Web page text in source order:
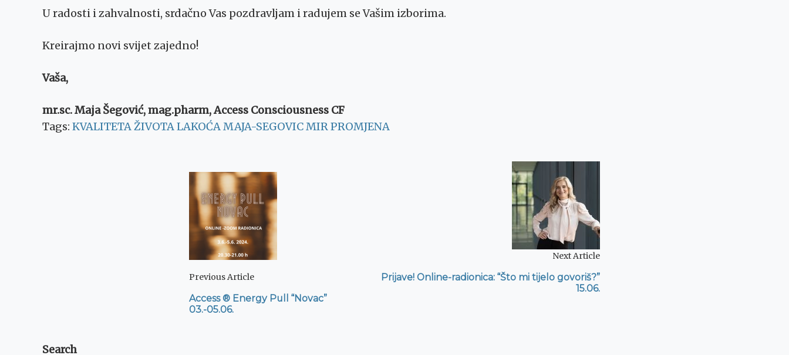
U radosti i zahvalnosti, srdačno Vas pozdravljam i radujem se Vašim izborima.
Kreirajmo novi svijet zajedno!
Vaša,
mr.sc. Maja Šegović, mag.pharm, Access Consciousness CF
Tags: KVALITETA ŽIVOTALAKOĆAMAJA-SEGOVICMIRPROMJENA
Post
Navigation
Previous Article
Access ® Energy Pull “Novac”
03.-05.06.
Next Article
Prijave! Online-radionica: “Što mi tijelo govoriš?”
15.06.
Search